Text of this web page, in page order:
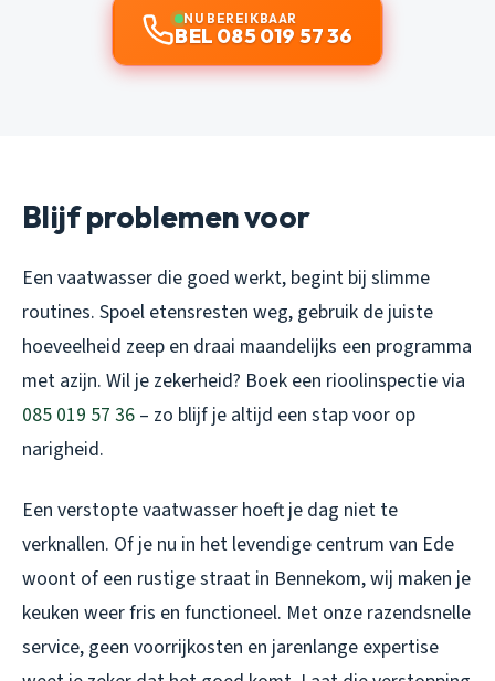
NU BEREIKBAAR
BEL 085 019 57 36
Blijf problemen voor
Een vaatwasser die goed werkt, begint bij slimme
routines. Spoel etensresten weg, gebruik de juiste
hoeveelheid zeep en draai maandelijks een programma
met azijn. Wil je zekerheid? Boek een rioolinspectie via
085 019 57 36 – zo blijf je altijd een stap voor op
narigheid.
Een verstopte vaatwasser hoeft je dag niet te
verknallen. Of je nu in het levendige centrum van Ede
woont of een rustige straat in Bennekom, wij maken je
keuken weer fris en functioneel. Met onze razendsnelle
service, geen voorrijkosten en jarenlange expertise